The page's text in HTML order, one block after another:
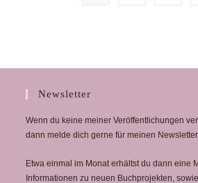
Newsletter
Wenn du keine meiner Veröffentlichungen
dann melde dich gerne für meinen
Etwa einmal im Monat erhältst du dann eine
Informationen zu neuen Buchprojekten,